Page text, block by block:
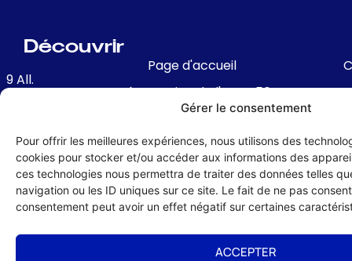
Gérer le consentement
Pour offrir les meilleures expériences, nous utilisons des
cookies pour stocker et/ou accéder aux informations des
ces technologies nous permettra de traiter des données telles
navigation ou les ID uniques sur ce site. Le fait de ne pas
consentement peut avoir un effet négatif sur certaines
ACCEPTER
9 All.
56000
02
47
Découvrir
Page d'accueil
Présentation de l'UMIH 56
Avantages de l'adhésion
Conseil Administration & Equipe
Nos partenaires locaux et nationaux
Contact & Coordonnées